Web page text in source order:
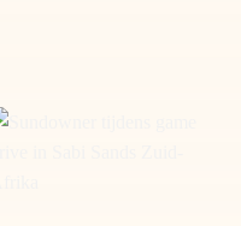
National Park